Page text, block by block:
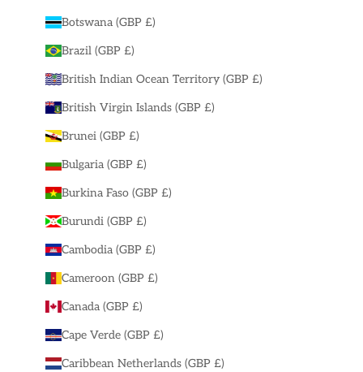
Botswana (GBP £)
Brazil (GBP £)
British Indian Ocean Territory (GBP £)
British Virgin Islands (GBP £)
Brunei (GBP £)
Bulgaria (GBP £)
Burkina Faso (GBP £)
Burundi (GBP £)
Cambodia (GBP £)
Cameroon (GBP £)
Canada (GBP £)
Cape Verde (GBP £)
Caribbean Netherlands (GBP £)